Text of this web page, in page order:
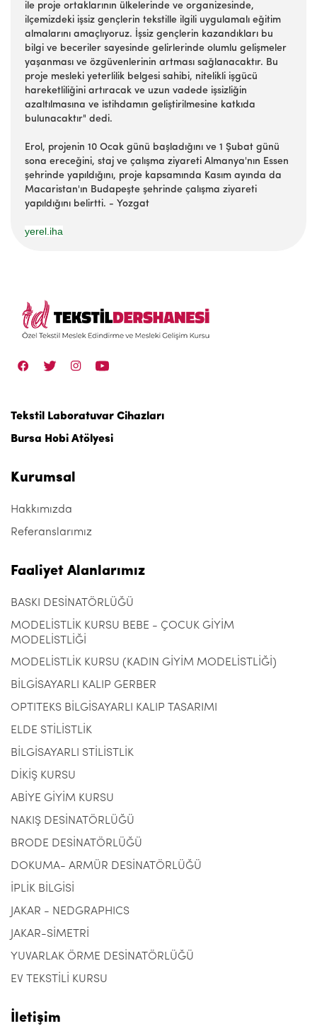
ile proje ortaklarının ülkelerinde ve organizesinde,
ilçemizdeki işsiz gençlerin tekstille ilgili uygulamalı eğitim
almalarını amaçlıyoruz. İşsiz gençlerin kazandıkları bu
bilgi ve beceriler sayesinde gelirlerinde olumlu gelişmeler
yaşanması ve özgüvenlerinin artması sağlanacaktır. Bu
proje mesleki yeterlilik belgesi sahibi, nitelikli işgücü
hareketliliğini artıracak ve uzun vadede işsizliğin
azaltılmasına ve istihdamın geliştirilmesine katkıda
bulunacaktır" dedi.
Erol, projenin 10 Ocak günü başladığını ve 1 Şubat günü
sona ereceğini, staj ve çalışma ziyareti Almanya'nın Essen
şehrinde yapıldığını, proje kapsamında Kasım ayında da
Macaristan'ın Budapeşte şehrinde çalışma ziyareti
yapıldığını belirtti. - Yozgat
yerel.iha
Tekstil Laboratuvar Cihazları
Bursa Hobi Atölyesi
Kurumsal
Hakkımızda
Referanslarımız
Faaliyet Alanlarımız
BASKI DESİNATÖRLÜĞÜ
MODELİSTLİK KURSU BEBE - ÇOCUK GİYİM
MODELİSTLİĞİ
MODELİSTLİK KURSU (KADIN GİYİM MODELİSTLİĞİ)
BİLGİSAYARLI KALIP GERBER
OPTITEKS BİLGİSAYARLI KALIP TASARIMI
ELDE STİLİSTLİK
BİLGİSAYARLI STİLİSTLİK
DİKİŞ KURSU
ABİYE GİYİM KURSU
NAKIŞ DESİNATÖRLÜĞÜ
BRODE DESİNATÖRLÜĞÜ
DOKUMA- ARMÜR DESİNATÖRLÜĞÜ
İPLİK BİLGİSİ
JAKAR - NEDGRAPHICS
JAKAR-SİMETRİ
YUVARLAK ÖRME DESİNATÖRLÜĞÜ
EV TEKSTİLİ KURSU
İletişim